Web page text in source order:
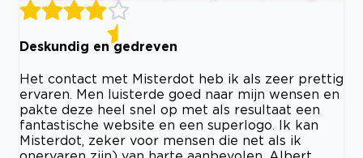
Deskundig en gedreven
Het contact met Misterdot heb ik als zeer prettig
ervaren. Men luisterde goed naar mijn wensen en
pakte deze heel snel op met als resultaat een
fantastische website en een superlogo. Ik kan
Misterdot, zeker voor mensen die net als ik